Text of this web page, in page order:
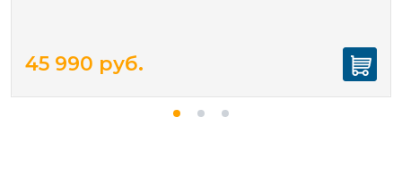
45 990 руб.